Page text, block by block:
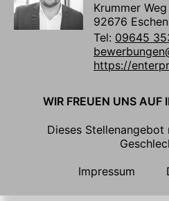
Krummer
92676
Tel: 09645
https://
WIR FREUEN UNS AUF
Dieses
Impressum